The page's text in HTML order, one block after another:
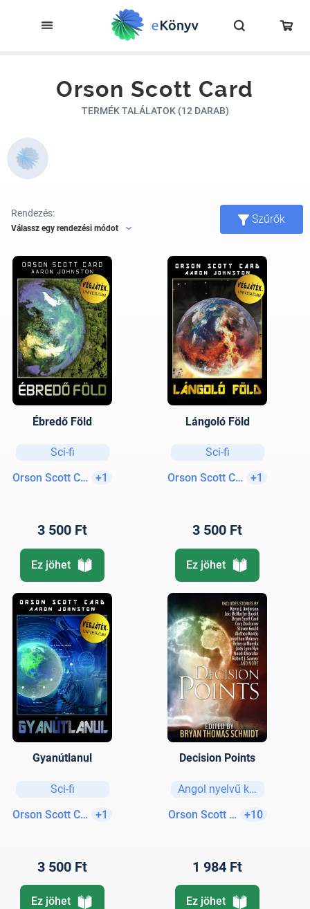
Orson Scott Card
TERMÉK TALÁLATOK (12 DARAB)
Rendezés:
Válassz egy rendezési módot
Szűrők
Ébredő Föld
Sci-fi
Orson Scott Card+1
3 500 Ft
Ez jöhet
Lángoló Föld
Sci-fi
Orson Scott Card+1
3 500 Ft
Ez jöhet
Gyanútlanul
Sci-fi
Orson Scott Card+1
3 500 Ft
Ez jöhet
Decision Points
Angol nyelvű könyvek
Orson Scott Card+10
1 984 Ft
Ez jöhet